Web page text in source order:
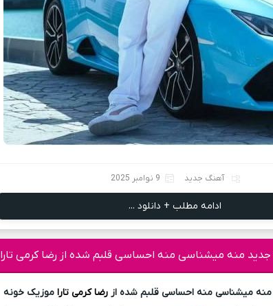
آهنگ جدید 9 نوامبر 2025
ادامه مطلب + دانلود ...
جدید منه میشناسی منه احساسی قلبم شده از رضا کرمی تارا
منه میشناسی منه احساسی قلبم شده ازرضا کرمی تارا موزیک خونه